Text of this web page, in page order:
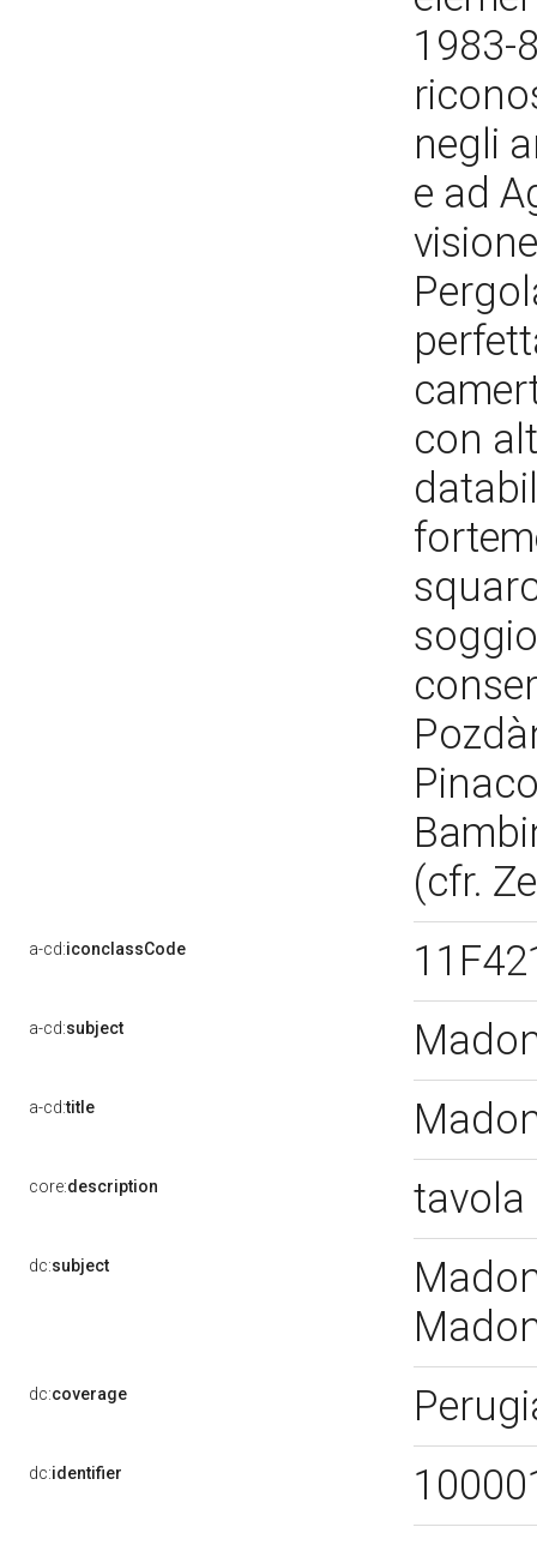
1983-
negli
e ad
con
(cfr.
a-cd:iconclassCode
a-cd:subject
a-cd:title
core:description
dc:subject
dc:coverage
dc:identifier